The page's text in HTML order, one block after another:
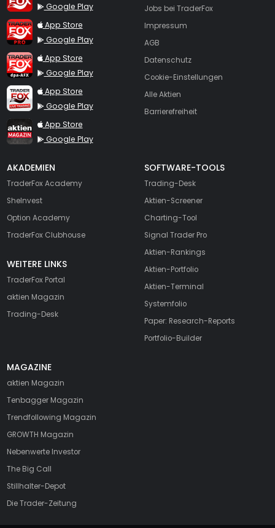
Google Play
TraderFox Pro
App Store
Google Play
TraderFox dpa-AFX ProFeed
App Store
Google Play
TraderFox Live Trading
App Store
Google Play
TraderFox aktien Magazin
App Store
Google Play
Jobs bei TraderFox
Impressum
AGB
Datenschutz
Cookie-Einstellungen
Alle Aktien
Barrierefreiheit
AKADEMIEN
TraderFox Academy
SheInvest
Option Academy
TraderFox Clubhouse
WEITERE LINKS
TraderFox Portal
aktien Magazin
Trading-Desk
SOFTWARE-TOOLS
Trading-Desk
Aktien-Screener
Charting-Tool
Signal Trader Pro
Aktien-Rankings
Aktien-Portfolio
Aktien-Terminal
Systemfolio
Paper: Research-Reports
Portfolio-Builder
MAGAZINE
aktien Magazin
Tenbagger Magazin
Trendfollowing Magazin
GROWTH Magazin
Nebenwerte Investor
The Big Call
Stillhalter-Depot
Die Trader-Zeitung